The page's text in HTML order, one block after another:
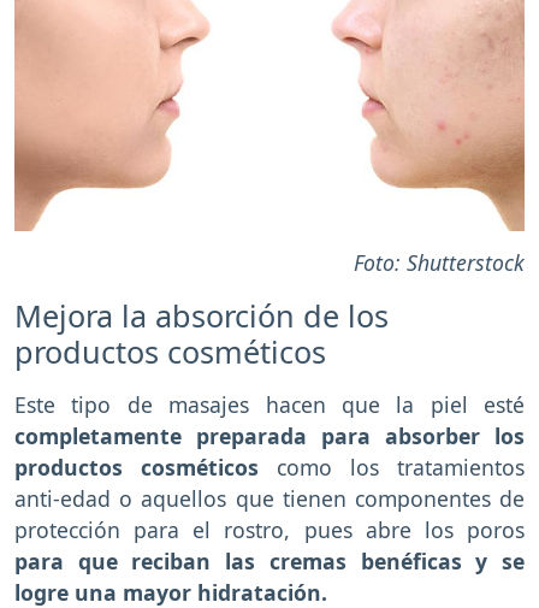
Foto: Shutterstock
Mejora la absorción de los
productos cosméticos
Este tipo de masajes hacen que la piel esté
completamente preparada para absorber los
productos cosméticos como los tratamientos
anti-edad o aquellos que tienen componentes de
protección para el rostro, pues abre los poros
para que reciban las cremas benéficas y se
logre una mayor hidratación.